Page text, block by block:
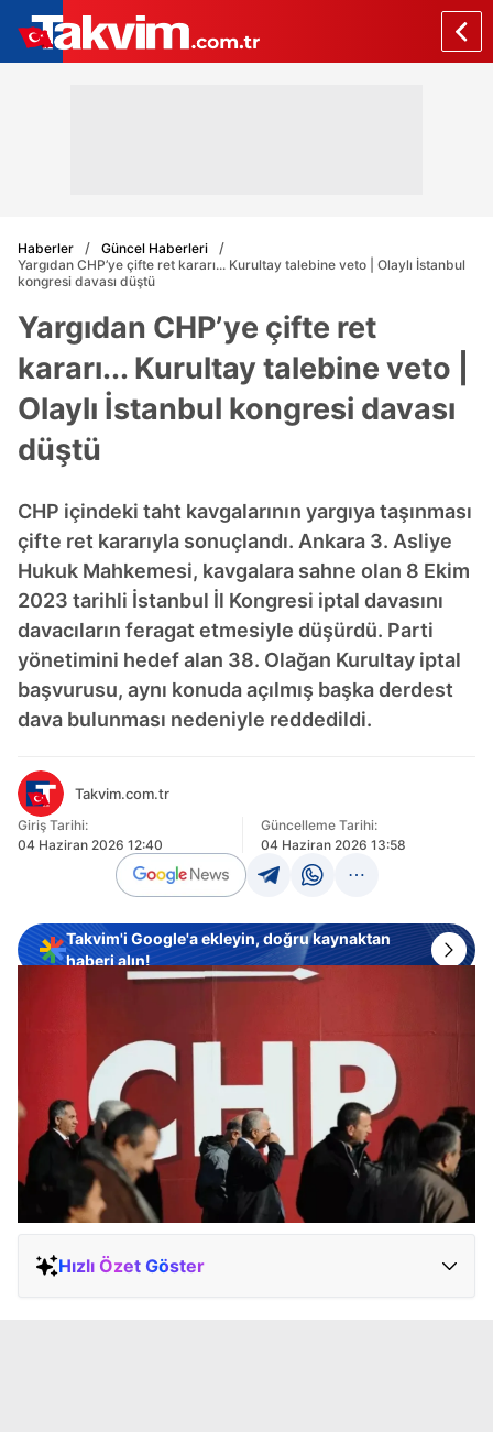
Haberler
Güncel Haberleri
Yargıdan CHP’ye çifte ret kararı... Kurultay talebine veto | Olaylı İstanbul
kongresi davası düştü
Yargıdan CHP’ye çifte ret
kararı... Kurultay talebine veto |
Olaylı İstanbul kongresi davası
düştü
CHP içindeki taht kavgalarının yargıya taşınması
çifte ret kararıyla sonuçlandı. Ankara 3. Asliye
Hukuk Mahkemesi, kavgalara sahne olan 8 Ekim
2023 tarihli İstanbul İl Kongresi iptal davasını
davacıların feragat etmesiyle düşürdü. Parti
yönetimini hedef alan 38. Olağan Kurultay iptal
başvurusu, aynı konuda açılmış başka derdest
dava bulunması nedeniyle reddedildi.
Takvim.com.tr
Giriş Tarihi:
04 Haziran 2026 12:40
Güncelleme Tarihi:
04 Haziran 2026 13:58
Takvim'i Google'a ekleyin, doğru kaynaktan
haberi alın!
Hızlı Özet Göster